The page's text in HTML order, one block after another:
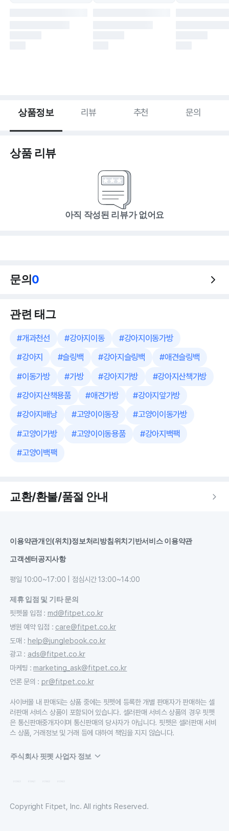
상품정보 리뷰 추천 문의
상품 리뷰
아직 작성된 리뷰가 없어요
문의0
관련 태그
#개과천선 #강아지이동 #강아지이동가방
#강아지 #슬링백 #강아지슬링백 #애견슬링백
#이동가방 #가방 #강아지가방 #강아지산책가방
#강아지산책용품 #애견가방 #강아지앞가방
#강아지배낭 #고양이이동장 #고양이이동가방
#고양이가방 #고양이이동용품 #강아지백팩
#고양이백팩
교환/환불/품절 안내
이용약관개인(위치)정보처리방침위치기반서비스 이용약관
고객센터공지사항
평일 10:00~17:00 | 점심시간 13:00~14:00
제휴 입점 및 기타 문의
핏펫몰 입점 : md@fitpet.co.kr
병원 예약 입점 : care@fitpet.co.kr
도매 : help@junglebook.co.kr
광고: ads@fitpet.co.kr
마케팅 : marketing_ask@fitpet.co.kr
언론 문의 : pr@fitpet.co.kr
사이버몰 내 판매되는 상품 중에는 핏펫에 등록한 개별 판매자가 판매하는 셀
러판매 서비스 상품이 포함되어 있습니다. 셀러판매 서비스 상품의 경우 핏펫
은 통신판매중개자이며 통신판매의 당사자가 아닙니다. 핏펫은 셀러판매 서비
스 상품, 거래정보 및 거래 등에 대하여 책임을 지지 않습니다.
주식회사 핏펫 사업자 정보
Copyright Fitpet, Inc. All rights Reserved.